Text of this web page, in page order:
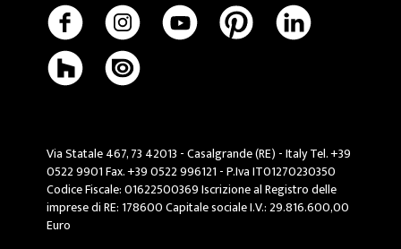
Via Statale 467, 73 42013 - Casalgrande (RE) - Italy Tel. +39
0522 9901 Fax. +39 0522 996121 - P.Iva IT01270230350
Codice Fiscale: 01622500369 Iscrizione al Registro delle
imprese di RE: 178600 Capitale sociale I.V.: 29.816.600,00
Euro